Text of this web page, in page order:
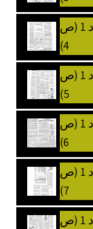
الطليعة : عدد 1 (ص
4)
الطليعة : عدد 1 (ص
5)
الطليعة : عدد 1 (ص
6)
الطليعة : عدد 1 (ص
7)
الطليعة : عدد 1 (ص